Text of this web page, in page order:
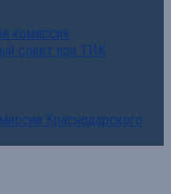
комиссия
совет при ТИК
Краснодарского